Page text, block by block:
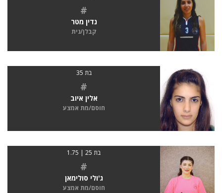
#
נדין מטר
קבלן/נית
בת 35
#
אלין איוב
חוסם/מת אמצע
בת 25 | 1.75
#
ג'ולי סולימאן
חוסם/מת אמצע